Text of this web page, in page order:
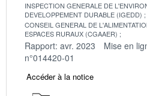
INSPECTION GENERALE DE
DEVELOPPEMENT DURABLE (IGEDD)
CONSEIL GENERAL DE
ESPACES RURAUX (CGAAER)
Rapport: avr. 2023 Mise en
n°014420-01
Accéder à la notice